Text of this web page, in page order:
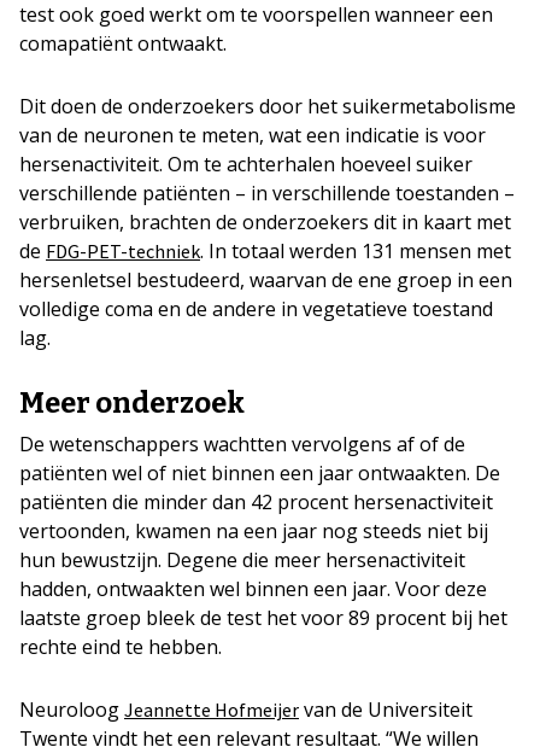
test ook goed werkt om te voorspellen wanneer een
comapatiënt ontwaakt.
Dit doen de onderzoekers door het suikermetabolisme
van de neuronen te meten, wat een indicatie is voor
hersenactiviteit. Om te achterhalen hoeveel suiker
verschillende patiënten – in verschillende toestanden –
verbruiken, brachten de onderzoekers dit in kaart met
de FDG-PET-techniek. In totaal werden 131 mensen met
hersenletsel bestudeerd, waarvan de ene groep in een
volledige coma en de andere in vegetatieve toestand
lag.
Meer onderzoek
De wetenschappers wachtten vervolgens af of de
patiënten wel of niet binnen een jaar ontwaakten. De
patiënten die minder dan 42 procent hersenactiviteit
vertoonden, kwamen na een jaar nog steeds niet bij
hun bewustzijn. Degene die meer hersenactiviteit
hadden, ontwaakten wel binnen een jaar. Voor deze
laatste groep bleek de test het voor 89 procent bij het
rechte eind te hebben.
Neuroloog Jeannette Hofmeijer van de Universiteit
Twente vindt het een relevant resultaat. “We willen